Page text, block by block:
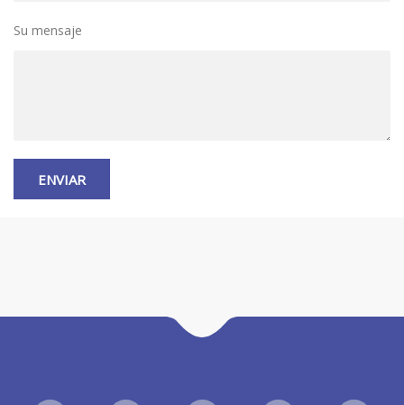
Su mensaje